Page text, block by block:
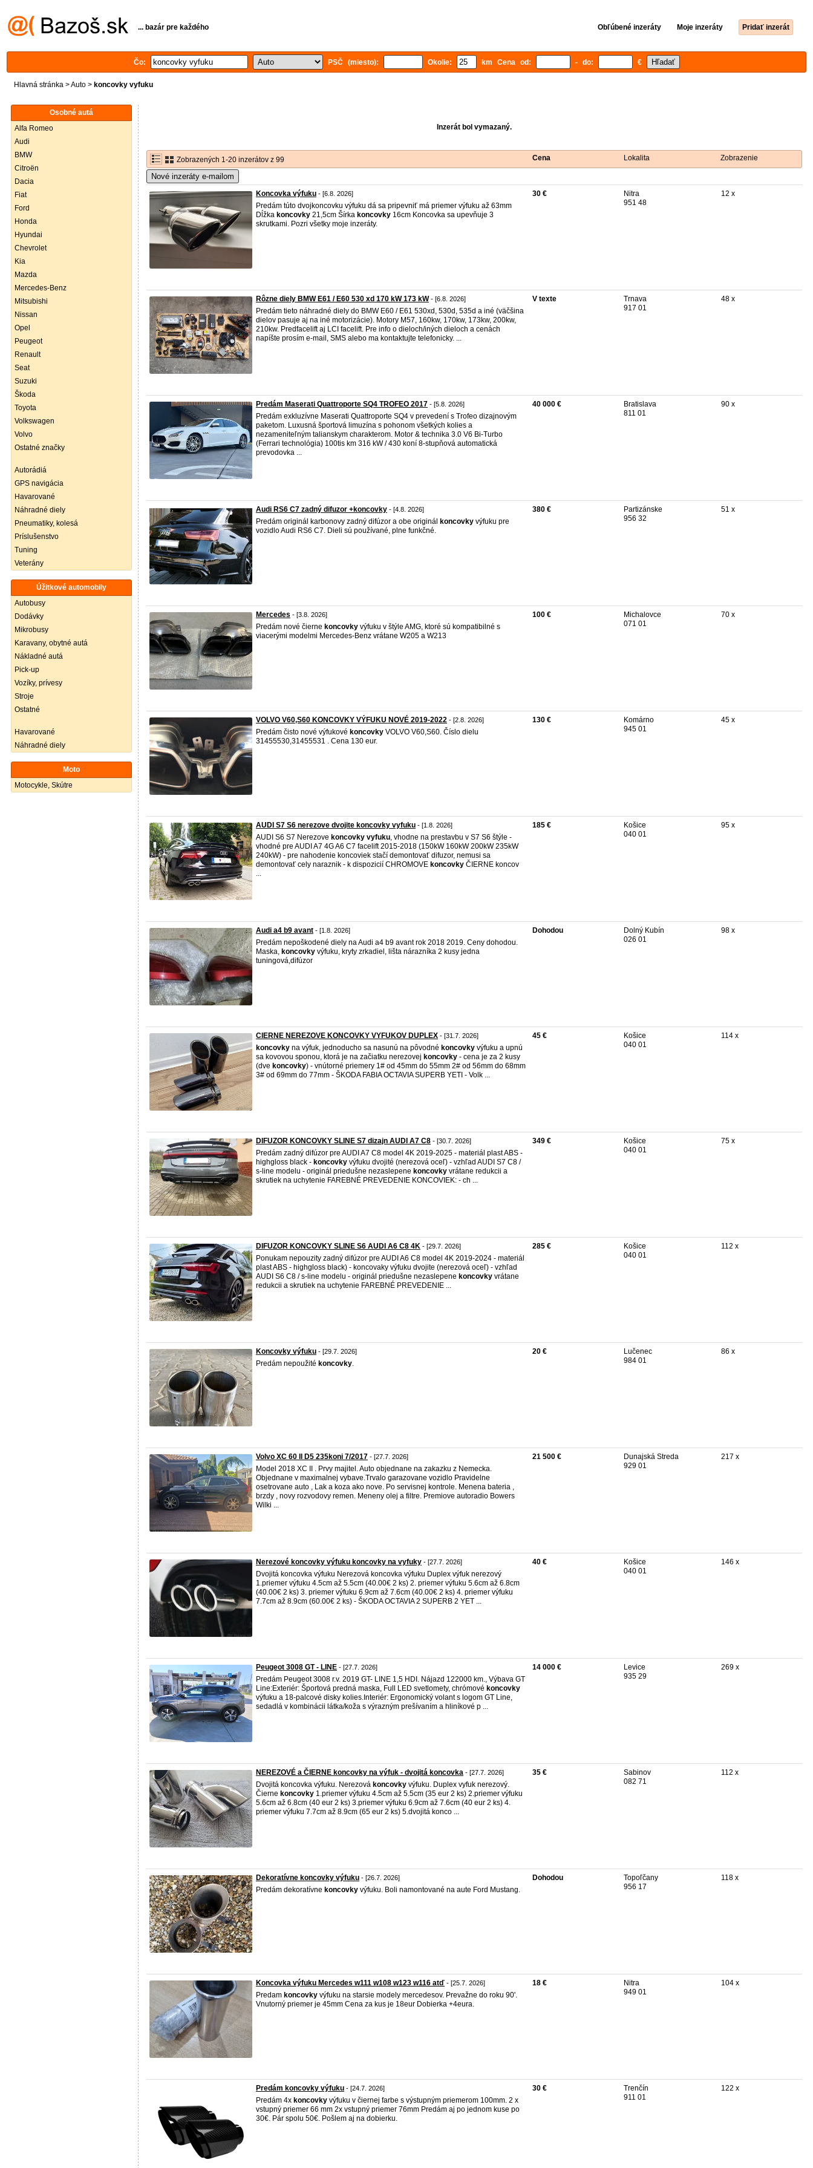
... bazár pre každého Obľúbené inzeráty Moje inzeráty Pridať inzerát
Čo: PSČ (miesto): Okolie: km Cena od: - do: €
Hlavná stránka >Auto > koncovky vyfuku
Osobné autá
Alfa Romeo
Audi
BMW
Citroën
Dacia
Fiat
Ford
Honda
Hyundai
Chevrolet
Kia
Mazda
Mercedes-Benz
Mitsubishi
Nissan
Opel
Peugeot
Renault
Seat
Suzuki
Škoda
Toyota
Volkswagen
Volvo
Ostatné značky
Autorádiá
GPS navigácia
Havarované
Náhradné diely
Pneumatiky, kolesá
Príslušenstvo
Tuning
Veterány
Úžitkové automobily
Autobusy
Dodávky
Mikrobusy
Karavany, obytné autá
Nákladné autá
Pick-up
Vozíky, prívesy
Stroje
Ostatné
Havarované
Náhradné diely
Moto
Motocykle, Skútre
Inzerát bol vymazaný.
Zobrazených 1-20 inzerátov z 99 Cena Lokalita Zobrazenie
Nové inzeráty e-mailom
Koncovka výfuku - [6.8. 2026]
Predám túto dvojkoncovku výfuku dá sa pripevniť má priemer výfuku až 63mm
Dĺžka koncovky 21,5cm Šírka koncovky 16cm Koncovka sa upevňuje 3
skrutkami. Pozri všetky moje inzeráty.
30 €
Nitra
951 48
12 x
Rôzne diely BMW E61 / E60 530 xd 170 kW 173 kW- [6.8. 2026]
Predám tieto náhradné diely do BMW E60 / E61 530xd, 530d, 535d a iné (väčšina
dielov pasuje aj na iné motorizácie). Motory M57, 160kw, 170kw, 173kw, 200kw,
210kw. Predfacelift aj LCI facelift. Pre info o dieloch/iných dieloch a cenách
napíšte prosím e-mail, SMS alebo ma kontaktujte telefonicky. ...
V texte
Trnava
917 01
48 x
Predám Maserati Quattroporte SQ4 TROFEO 2017 - [5.8. 2026]
Predám exkluzívne Maserati Quattroporte SQ4 v prevedení s Trofeo dizajnovým
paketom. Luxusná športová limuzína s pohonom všetkých kolies a
nezameniteľným talianskym charakterom. Motor & technika 3.0 V6 Bi-Turbo
(Ferrari technológia) 100tis km 316 kW / 430 koní 8-stupňová automatická
prevodovka ...
40 000 €
Bratislava
811 01
90 x
Audi RS6 C7 zadný difuzor +koncovky - [4.8. 2026]
Predám originál karbonovy zadný difúzor a obe originál koncovky výfuku pre
vozidlo Audi RS6 C7. Dieli sú používané, plne funkčné.
380 €
Partizánske
956 32
51 x
Mercedes - [3.8. 2026]
Predám nové čierne koncovky výfuku v štýle AMG, ktoré sú kompatibilné s
viacerými modelmi Mercedes-Benz vrátane W205 a W213
100 €
Michalovce
071 01
70 x
VOLVO V60,S60 KONCOVKY VÝFUKU NOVÉ 2019-2022 - [2.8. 2026]
Predám čisto nové výfukové koncovky VOLVO V60,S60. Číslo dielu
31455530,31455531 . Cena 130 eur.
130 €
Komárno
945 01
45 x
AUDI S7 S6 nerezove dvojite koncovky vyfuku - [1.8. 2026]
AUDI S6 S7 Nerezove koncovky vyfuku, vhodne na prestavbu v S7 S6 štýle -
vhodné pre AUDI A7 4G A6 C7 facelift 2015-2018 (150kW 160kW 200kW 235kW
240kW) - pre nahodenie koncoviek stačí demontovať difuzor, nemusi sa
demontovať cely naraznik - k dispozicií CHROMOVE koncovky ČIERNE koncov
...
185 €
Košice
040 01
95 x
Audi a4 b9 avant - [1.8. 2026]
Predám nepoškodené diely na Audi a4 b9 avant rok 2018 2019. Ceny dohodou.
Maska, koncovky výfuku, kryty zrkadiel, lišta nárazníka 2 kusy jedna
tuningová,difúzor
Dohodou
Dolný Kubín
026 01
98 x
CIERNE NEREZOVE KONCOVKY VYFUKOV DUPLEX - [31.7. 2026]
koncovky na výfuk, jednoducho sa nasunú na pôvodné koncovky výfuku a upnú
sa kovovou sponou, ktorá je na začiatku nerezovej koncovky - cena je za 2 kusy
(dve koncovky) - vnútorné priemery 1# od 45mm do 55mm 2# od 56mm do 68mm
3# od 69mm do 77mm - ŠKODA FABIA OCTAVIA SUPERB YETI - Volk ...
45 €
Košice
040 01
114 x
DIFUZOR KONCOVKY SLINE S7 dizajn AUDI A7 C8 - [30.7. 2026]
Predám zadný difúzor pre AUDI A7 C8 model 4K 2019-2025 - materiál plast ABS -
highgloss black - koncovky výfuku dvojité (nerezová oceľ) - vzhľad AUDI S7 C8 /
s-line modelu - originál priedušne nezaslepene koncovky vrátane redukcii a
skrutiek na uchytenie FAREBNÉ PREVEDENIE KONCOVIEK: - ch ...
349 €
Košice
040 01
75 x
DIFUZOR KONCOVKY SLINE S6 AUDI A6 C8 4K - [29.7. 2026]
Ponukam nepouzity zadný difúzor pre AUDI A6 C8 model 4K 2019-2024 - materiál
plast ABS - highgloss black) - koncovaky výfuku dvojite (nerezová oceľ) - vzhľad
AUDI S6 C8 / s-line modelu - originál priedušne nezaslepene koncovky vrátane
redukcii a skrutiek na uchytenie FAREBNÉ PREVEDENIE ...
285 €
Košice
040 01
112 x
Koncovky výfuku - [29.7. 2026]
Predám nepoužité koncovky.
20 €
Lučenec
984 01
86 x
Volvo XC 60 II D5 235koni 7/2017 - [27.7. 2026]
Model 2018 XC II . Prvy majitel. Auto objednane na zakazku z Nemecka.
Objednane v maximalnej vybave.Trvalo garazovane vozidlo Pravidelne
osetrovane auto , Lak a koza ako nove. Po servisnej kontrole. Menena bateria ,
brzdy , novy rozvodovy remen. Meneny olej a filtre. Premiove autoradio Bowers
Wilki ...
21 500 €
Dunajská Streda
929 01
217 x
Nerezové koncovky výfuku koncovky na vyfuky - [27.7. 2026]
Dvojitá koncovka výfuku Nerezová koncovka výfuku Duplex výfuk nerezový
1.priemer výfuku 4.5cm až 5.5cm (40.00€ 2 ks) 2. priemer výfuku 5.6cm až 6.8cm
(40.00€ 2 ks) 3. priemer výfuku 6.9cm až 7.6cm (40.00€ 2 ks) 4. priemer výfuku
7.7cm až 8.9cm (60.00€ 2 ks) - ŠKODA OCTAVIA 2 SUPERB 2 YET ...
40 €
Košice
040 01
146 x
Peugeot 3008 GT - LINE - [27.7. 2026]
Predám Peugeot 3008 r.v. 2019 GT- LINE 1,5 HDI. Nájazd 122000 km., Výbava GT
Line:Exteriér: Športová predná maska, Full LED svetlomety, chrómové koncovky
výfuku a 18-palcové disky kolies.Interiér: Ergonomický volant s logom GT Line,
sedadlá v kombinácii látka/koža s výrazným prešívaním a hliníkové p ...
14 000 €
Levice
935 29
269 x
NEREZOVÉ a ČIERNE koncovky na výfuk - dvojitá koncovka - [27.7. 2026]
Dvojitá koncovka výfuku. Nerezová koncovky výfuku. Duplex vyfuk nerezový.
Čierne koncovky 1.priemer výfuku 4.5cm až 5.5cm (35 eur 2 ks) 2.priemer výfuku
5.6cm až 6.8cm (40 eur 2 ks) 3.priemer výfuku 6.9cm až 7.6cm (40 eur 2 ks) 4.
priemer výfuku 7.7cm až 8.9cm (65 eur 2 ks) 5.dvojitá konco ...
35 €
Sabinov
082 71
112 x
Dekoratívne koncovky výfuku - [26.7. 2026]
Predám dekoratívne koncovky výfuku. Boli namontované na aute Ford Mustang.
Dohodou
Topoľčany
956 17
118 x
Koncovka výfuku Mercedes w111 w108 w123 w116 atď - [25.7. 2026]
Predam koncovky výfuku na starsie modely mercedesov. Prevažne do roku 90'.
Vnutorný priemer je 45mm Cena za kus je 18eur Dobierka +4eura.
18 €
Nitra
949 01
104 x
Predám koncovky výfuku - [24.7. 2026]
Predám 4x koncovky výfuku v čiernej farbe s výstupným priemerom 100mm. 2 x
vstupný priemer 66 mm 2x vstupný priemer 76mm Predám aj po jednom kuse po
30€. Pár spolu 50€. Pošlem aj na dobierku.
30 €
Trenčín
911 01
122 x